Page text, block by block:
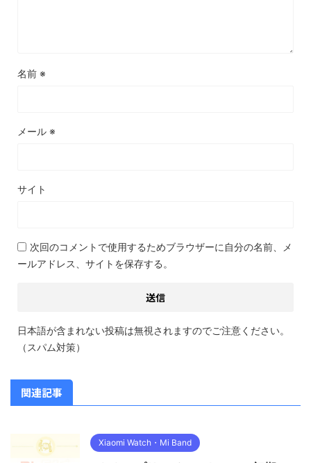
名前 ※
メール ※
サイト
次回のコメントで使用するためブラウザーに自分の名前、メ
ールアドレス、サイトを保存する。
日本語が含まれない投稿は無視されますのでご注意ください。
（スパム対策）
関連記事
Xiaomi Watch・Mi Band